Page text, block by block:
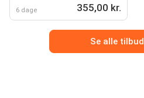
6 dage 355,00 kr.
Se alle